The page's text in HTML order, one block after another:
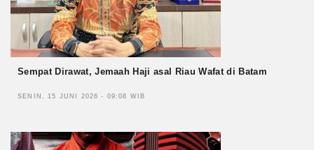
Sempat Dirawat, Jemaah Haji asal Riau Wafat di Batam
SENIN, 15 JUNI 2026 - 09:08 WIB